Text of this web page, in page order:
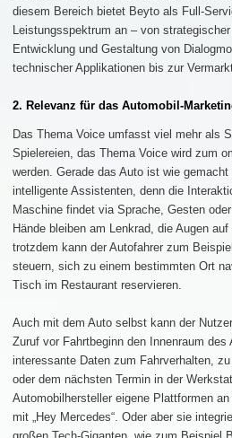
diesem Bereich bietet Beyto als Full-
Leistungsspektrum an – von
Entwicklung und Gestaltung von
technischer Applikationen bis zur
2. Relevanz für das Automobil-
Das Thema Voice umfasst viel mehr als
Spielereien, das Thema Voice wird zum
werden. Gerade das Auto ist wie
intelligente Assistenten, denn die
Maschine findet via Sprache, Gesten
Hände bleiben am Lenkrad, die Augen
trotzdem kann der Autofahrer zum
steuern, sich zu einem bestimmten Ort
Tisch im Restaurant reservieren.
Auch mit dem Auto selbst kann der
Zuruf vor Fahrtbeginn den Innenraum
interessante Daten zum Fahrverhalten,
oder dem nächsten Termin in der
Automobilhersteller eigene Plattformen
mit „Hey Mercedes“. Oder aber sie